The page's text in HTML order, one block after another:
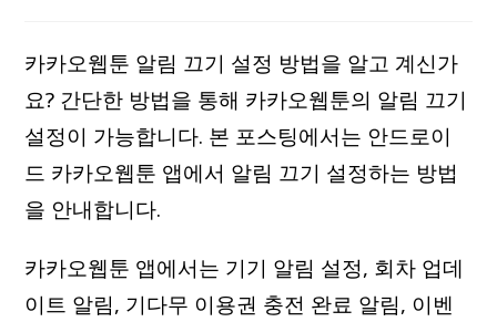
카카오웹툰 알림 끄기 설정 방법을 알고 계신가
요? 간단한 방법을 통해 카카오웹툰의 알림 끄기
설정이 가능합니다. 본 포스팅에서는 안드로이
드 카카오웹툰 앱에서 알림 끄기 설정하는 방법
을 안내합니다.
카카오웹툰 앱에서는 기기 알림 설정, 회차 업데
이트 알림, 기다무 이용권 충전 완료 알림, 이벤